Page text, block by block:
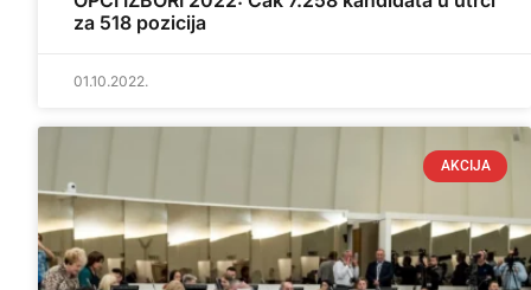
za 518 pozicija
01.10.2022.
AKCIJA